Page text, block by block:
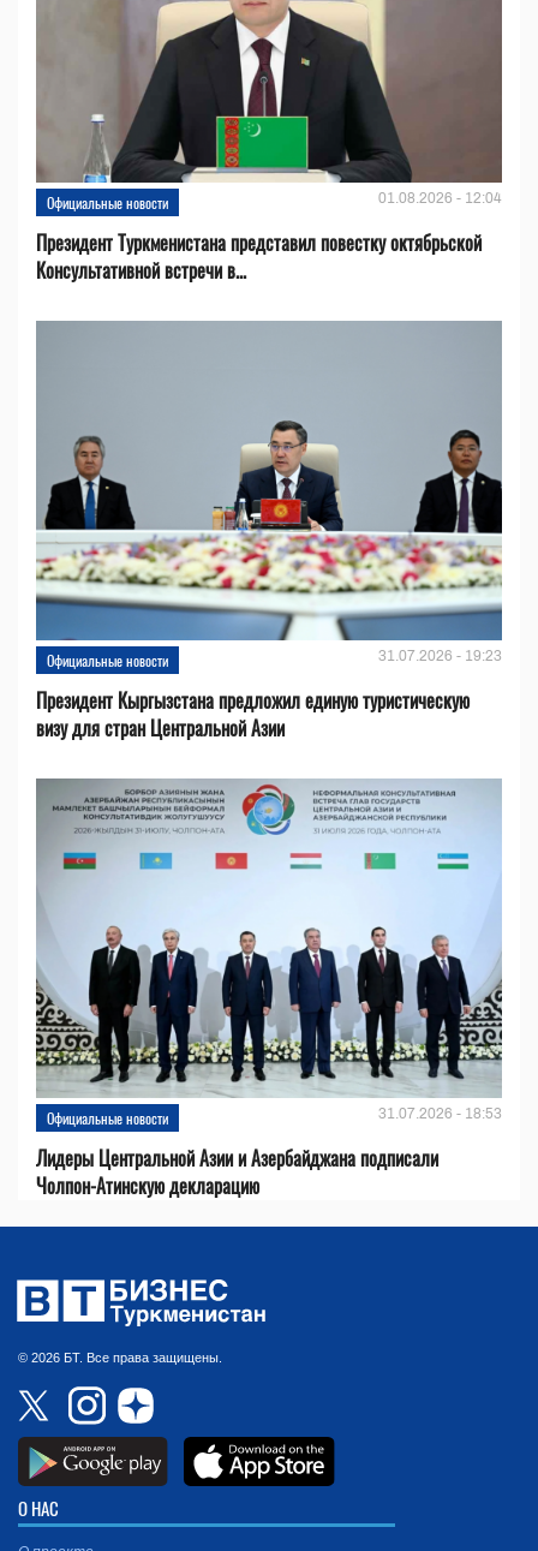
Официальные новости 01.08.2026 - 12:04
Президент Туркменистана представил повестку октябрьской
Консультативной встречи в...
Официальные новости 31.07.2026 - 19:23
Президент Кыргызстана предложил единую туристическую
визу для стран Центральной Азии
Официальные новости 31.07.2026 - 18:53
Лидеры Центральной Азии и Азербайджана подписали
Чолпон-Атинскую декларацию
© 2026 БТ. Все права защищены.
О НАС